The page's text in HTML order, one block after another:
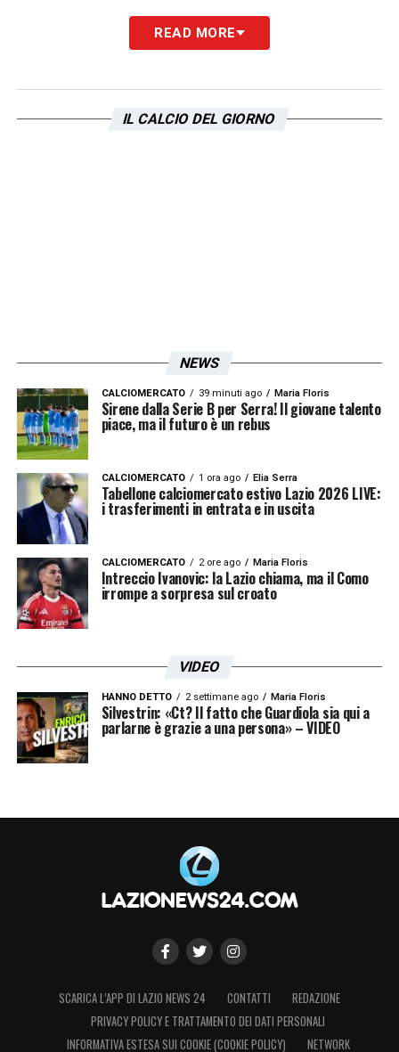
READ MORE
IL CALCIO DEL GIORNO
NEWS
CALCIOMERCATO 39 minuti ago Maria Floris
Sirene dalla Serie B per Serra! Il giovane talento
piace, ma il futuro è un rebus
CALCIOMERCATO 1 ora ago Elia Serra
Tabellone calciomercato estivo Lazio 2026 LIVE:
i trasferimenti in entrata e in uscita
CALCIOMERCATO 2 ore ago Maria Floris
Intreccio Ivanovic: la Lazio chiama, ma il Como
irrompe a sorpresa sul croato
VIDEO
HANNO DETTO 2 settimane ago Maria Floris
Silvestrin: «Ct? Il fatto che Guardiola sia qui a
parlarne è grazie a una persona» – VIDEO
SCARICA L’APP DI LAZIO NEWS 24 CONTATTI
REDAZIONE
PRIVACY POLICY E TRATTAMENTO DEI DATI PERSONALI
INFORMATIVA ESTESA SUI COOKIE (COOKIE POLICY)
NETWORK